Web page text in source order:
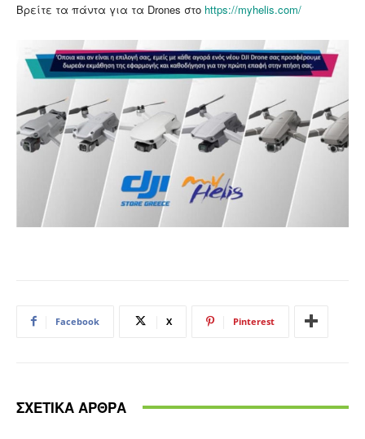
Βρείτε τα πάντα για τα Drones στο https://myhelis.com/
Facebook X Pinterest
ΣΧΕΤΙΚΑ ΑΡΘΡΑ